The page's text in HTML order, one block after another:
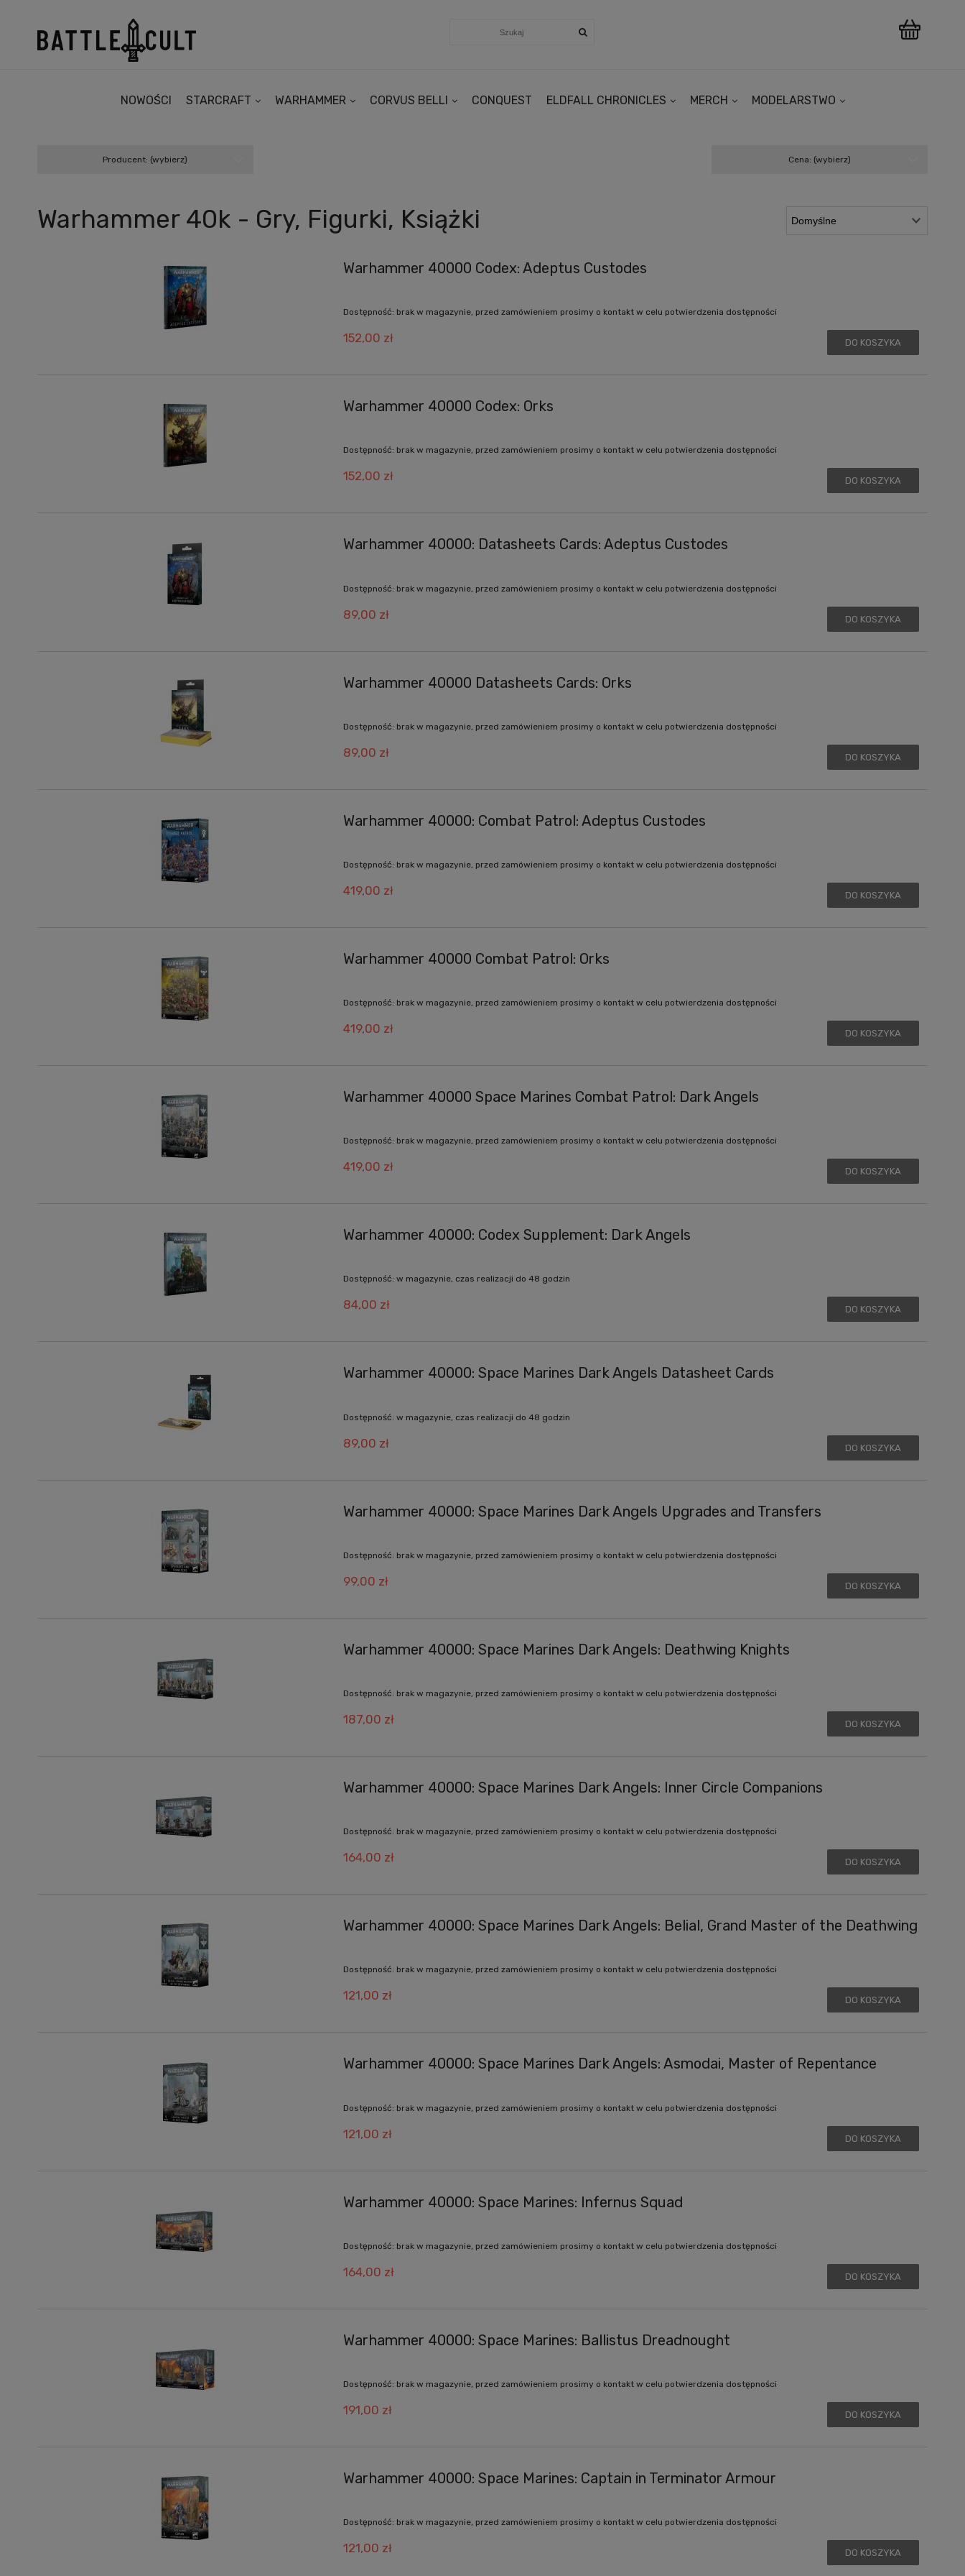
NOWOŚCI STARCRAFT WARHAMMER CORVUS BELLI CONQUEST ELDFALL CHRONICLES MERCH MODELARSTWO
Producent: (wybierz) Cena: (wybierz)
Warhammer 40k - Gry, Figurki, Książki
Warhammer 40000 Codex: Adeptus Custodes
Dostępność: brak w magazynie, przed zamówieniem prosimy o kontakt w celu potwierdzenia dostępności
152,00 zł DO KOSZYKA
Warhammer 40000 Codex: Orks
Dostępność: brak w magazynie, przed zamówieniem prosimy o kontakt w celu potwierdzenia dostępności
152,00 zł DO KOSZYKA
Warhammer 40000: Datasheets Cards: Adeptus Custodes
Dostępność: brak w magazynie, przed zamówieniem prosimy o kontakt w celu potwierdzenia dostępności
89,00 zł DO KOSZYKA
Warhammer 40000 Datasheets Cards: Orks
Dostępność: brak w magazynie, przed zamówieniem prosimy o kontakt w celu potwierdzenia dostępności
89,00 zł DO KOSZYKA
Warhammer 40000: Combat Patrol: Adeptus Custodes
Dostępność: brak w magazynie, przed zamówieniem prosimy o kontakt w celu potwierdzenia dostępności
419,00 zł DO KOSZYKA
Warhammer 40000 Combat Patrol: Orks
Dostępność: brak w magazynie, przed zamówieniem prosimy o kontakt w celu potwierdzenia dostępności
419,00 zł DO KOSZYKA
Warhammer 40000 Space Marines Combat Patrol: Dark Angels
Dostępność: brak w magazynie, przed zamówieniem prosimy o kontakt w celu potwierdzenia dostępności
419,00 zł DO KOSZYKA
Warhammer 40000: Codex Supplement: Dark Angels
Dostępność: w magazynie, czas realizacji do 48 godzin
84,00 zł DO KOSZYKA
Warhammer 40000: Space Marines Dark Angels Datasheet Cards
Dostępność: w magazynie, czas realizacji do 48 godzin
89,00 zł DO KOSZYKA
Warhammer 40000: Space Marines Dark Angels Upgrades and Transfers
Dostępność: brak w magazynie, przed zamówieniem prosimy o kontakt w celu potwierdzenia dostępności
99,00 zł DO KOSZYKA
Warhammer 40000: Space Marines Dark Angels: Deathwing Knights
Dostępność: brak w magazynie, przed zamówieniem prosimy o kontakt w celu potwierdzenia dostępności
187,00 zł DO KOSZYKA
Warhammer 40000: Space Marines Dark Angels: Inner Circle Companions
Dostępność: brak w magazynie, przed zamówieniem prosimy o kontakt w celu potwierdzenia dostępności
164,00 zł DO KOSZYKA
Warhammer 40000: Space Marines Dark Angels: Belial, Grand Master of the Deathwing
Dostępność: brak w magazynie, przed zamówieniem prosimy o kontakt w celu potwierdzenia dostępności
121,00 zł DO KOSZYKA
Warhammer 40000: Space Marines Dark Angels: Asmodai, Master of Repentance
Dostępność: brak w magazynie, przed zamówieniem prosimy o kontakt w celu potwierdzenia dostępności
121,00 zł DO KOSZYKA
Warhammer 40000: Space Marines: Infernus Squad
Dostępność: brak w magazynie, przed zamówieniem prosimy o kontakt w celu potwierdzenia dostępności
164,00 zł DO KOSZYKA
Warhammer 40000: Space Marines: Ballistus Dreadnought
Dostępność: brak w magazynie, przed zamówieniem prosimy o kontakt w celu potwierdzenia dostępności
191,00 zł DO KOSZYKA
Warhammer 40000: Space Marines: Captain in Terminator Armour
Dostępność: brak w magazynie, przed zamówieniem prosimy o kontakt w celu potwierdzenia dostępności
121,00 zł DO KOSZYKA